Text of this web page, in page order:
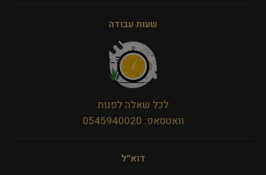
שעות עבודה
לכל שאלה לפנות
וואטסאפ: 0545940020
דוא״ל